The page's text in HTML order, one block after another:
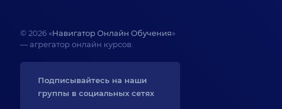
© 2026 «Навигатор Онлайн Обучения»
— агрегатор онлайн курсов.
Подписывайтесь на наши
группы в социальных сетях